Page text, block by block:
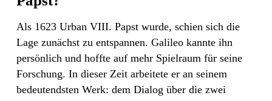
Als 1623 Urban VIII. Papst wurde, schien sich die
Lage zunächst zu entspannen. Galileo kannte ihn
persönlich und hoffte auf mehr Spielraum für seine
Forschung. In dieser Zeit arbeitete er an seinem
bedeutendsten Werk: dem Dialog über die zwei